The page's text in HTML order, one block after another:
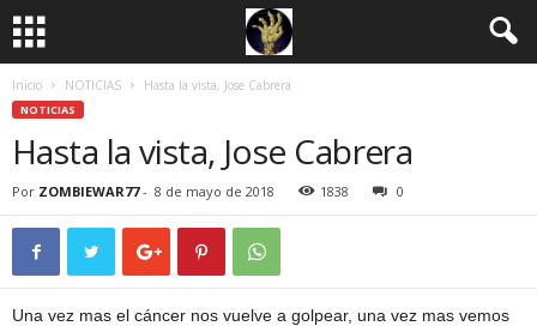
Inicio NOTICIAS Hasta la vista, Jose Cabrera
NOTICIAS
Hasta la vista, Jose Cabrera
Por ZOMBIEWAR77- 8 de mayo de 2018 1838 0
Una vez mas el cáncer nos vuelve a golpear, una vez mas vemos